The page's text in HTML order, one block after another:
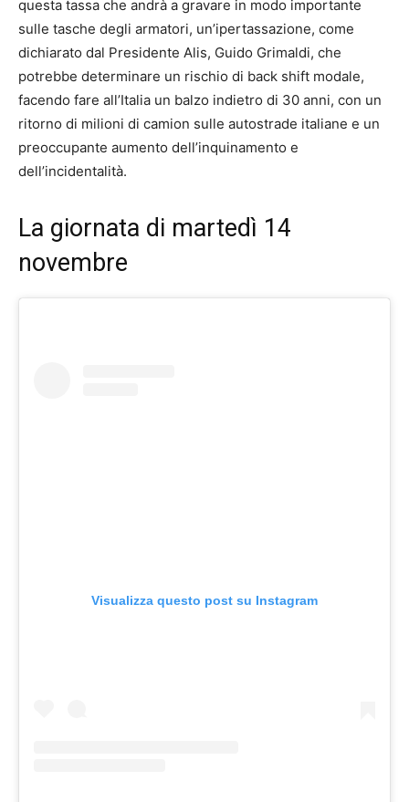
questa tassa che andrà a gravare in modo importante
sulle tasche degli armatori, un’ipertassazione, come
dichiarato dal Presidente Alis, Guido Grimaldi, che
potrebbe determinare un rischio di back shift modale,
facendo fare all’Italia un balzo indietro di 30 anni, con un
ritorno di milioni di camion sulle autostrade italiane e un
preoccupante aumento dell’inquinamento e
dell’incidentalità.
La giornata di martedì 14
novembre
Visualizza questo post su Instagram